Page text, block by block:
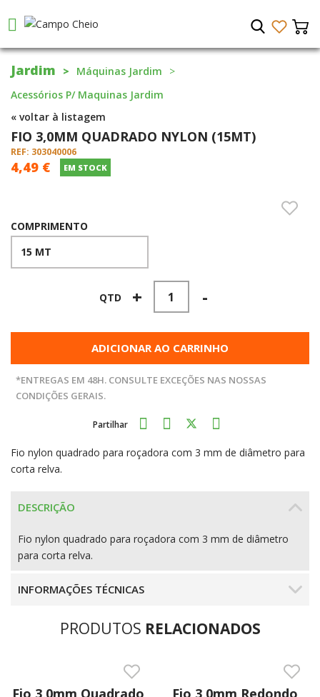
Jardim
Máquinas Jardim
Acessórios P/ Maquinas Jardim
« voltar à listagem
FIO 3,0MM QUADRADO NYLON (15MT)
REF: 303040006
4,49 € EM STOCK
COMPRIMENTO
QTD + -
ADICIONAR AO CARRINHO
*ENTREGAS EM 48H. CONSULTE EXCEÇÕES NAS NOSSAS
CONDIÇÕES GERAIS.
Partilhar
Fio nylon quadrado para roçadora com 3 mm de diâmetro para
corta relva.
DESCRIÇÃO
Fio nylon quadrado para roçadora com 3 mm de diâmetro
para corta relva.
INFORMAÇÕES TÉCNICAS
PRODUTOS RELACIONADOS
Fio 3,0mm Quadrado
Fio 3,0mm Redondo